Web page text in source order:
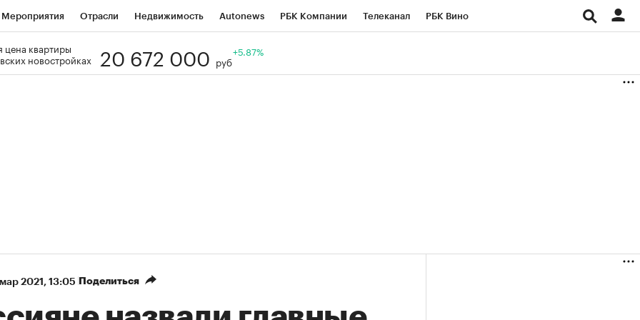
Мероприятия Отрасли Недвижимость Autonews РБК Компании Телеканал РБК Вино
Визионеры
цена квартиры
новостройках
20 672 000 руб
+5.87%
2021, 13:05 Поделиться